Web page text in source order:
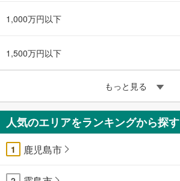
1,000万円以下
1,500万円以下
もっと見る
人気のエリアをランキングから探す
1 鹿児島市